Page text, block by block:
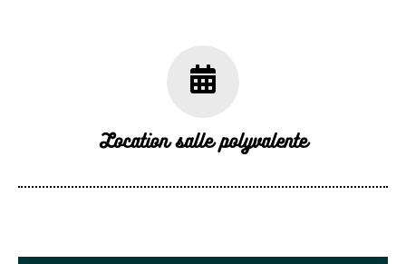
Location salle polyvalente